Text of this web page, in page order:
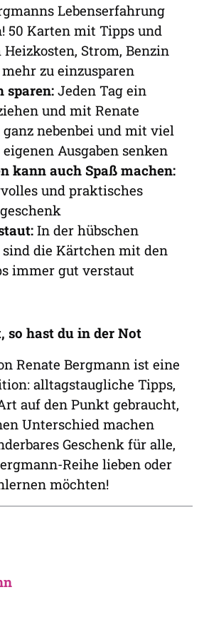
Lebenserfahrung
50 Karten mit Tipps und
Strom, Benzin
zu einzusparen
sparen: Jeden Tag ein
und mit Renate
nebenbei und mit viel
Ausgaben senken
kann auch Spaß machen:
und praktisches
In der hübschen
die Kärtchen mit den
immer gut verstaut
so hast du in der Not
Renate Bergmann ist eine
alltagstaugliche Tipps,
auf den Punkt gebraucht,
Unterschied machen
Geschenk für alle,
Reihe lieben oder
möchten!